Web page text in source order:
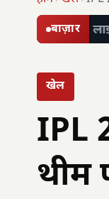
बाज़ार
खेल
IPL
थीम